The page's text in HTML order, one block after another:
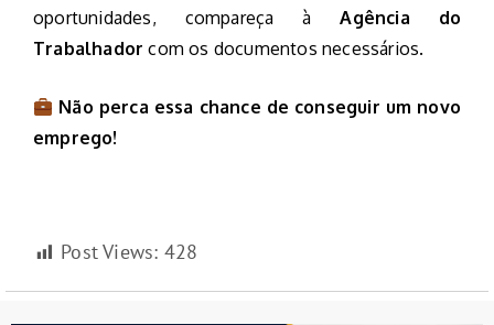
oportunidades, compareça àAgência do
Trabalhador com os documentos necessários.
Não perca essa chance de conseguir um novo
emprego!
Post Views: 428